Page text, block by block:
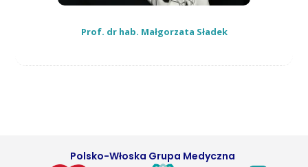
Prof. dr hab. Małgorzata Sładek
Polsko-Włoska Grupa Medyczna